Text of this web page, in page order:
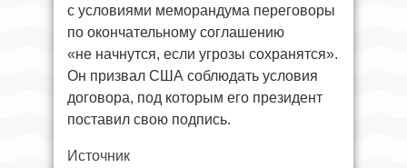
с условиями меморандума переговоры
по окончательному соглашению
«не начнутся, если угрозы сохранятся».
Он призвал США соблюдать условия
договора, под которым его президент
поставил свою подпись.
Источник